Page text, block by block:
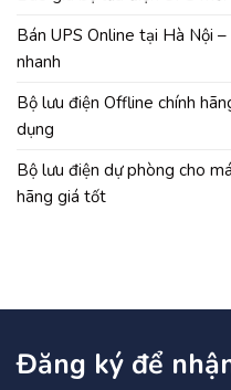
Bán UPS Online tại Hà Nội
nhanh
Bộ lưu điện Offline chính
dụng
Bộ lưu điện dự phòng cho
hãng giá tốt
Đăng ký để